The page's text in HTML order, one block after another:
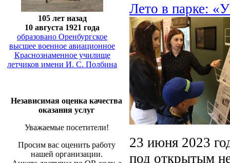
105 лет назад
10 августа 1921 года
образовано Оренбургское
высшее военное авиационное
Краснознаменное училище
летчиков имени И. С. Полбина
Независимая оценка качества
оказания услуг
Уважаемые посетители!
Просим вас оценить работу
нашей организации.
Лето в парке:
23 июня 2023
под открытым